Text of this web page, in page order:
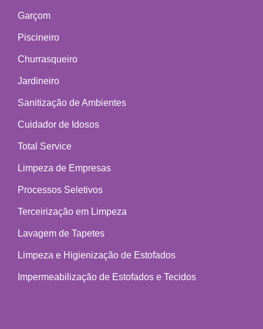
Garçom
Piscineiro
Churrasqueiro
Jardineiro
Sanitização de Ambientes
Cuidador de Idosos
Total Service
Limpeza de Empresas
Processos Seletivos
Terceirização em Limpeza
Lavagem de Tapetes
Limpeza e Higienização de Estofados
Impermeabilização de Estofados e Tecidos